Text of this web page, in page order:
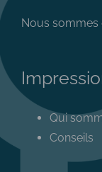
Nous sommes
Qui
Conseils